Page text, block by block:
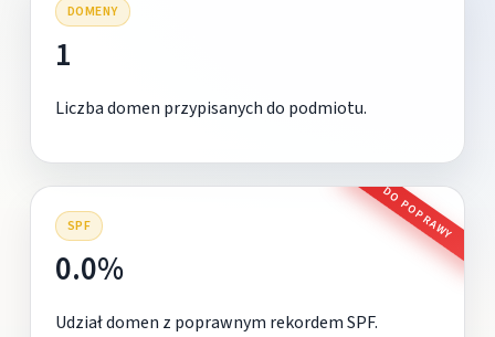
DOMENY
1
Liczba domen przypisanych do podmiotu.
SPF DO POPRAWY
0.0%
Udział domen z poprawnym rekordem SPF.